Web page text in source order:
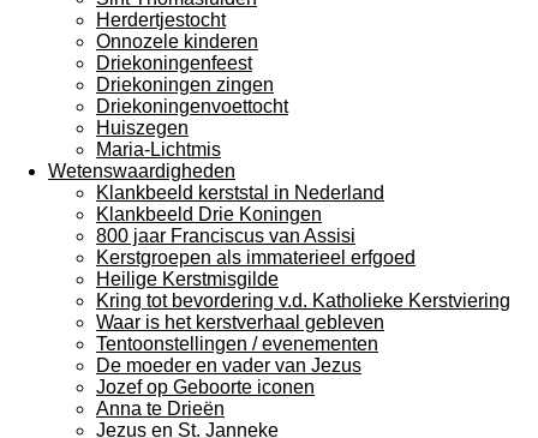
Herdertjestocht
Onnozele kinderen
Driekoningenfeest
Driekoningen zingen
Driekoningenvoettocht
Huiszegen
Maria-Lichtmis
Wetenswaardigheden
Klankbeeld kerststal in Nederland
Klankbeeld Drie Koningen
800 jaar Franciscus van Assisi
Kerstgroepen als immaterieel erfgoed
Heilige Kerstmisgilde
Kring tot bevordering v.d. Katholieke Kerstviering
Waar is het kerstverhaal gebleven
Tentoonstellingen / evenementen
De moeder en vader van Jezus
Jozef op Geboorte iconen
Anna te Drieën
Jezus en St. Janneke